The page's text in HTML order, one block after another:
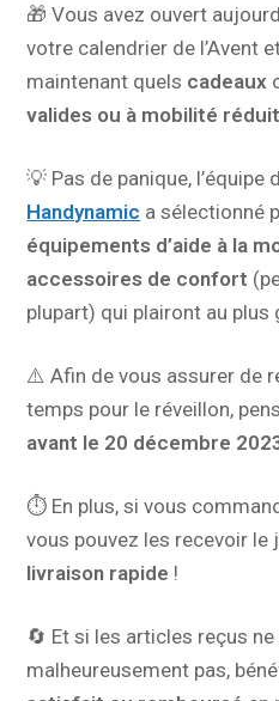
🎁 Vous avez ouvert
votre calendrier de l’Avent
maintenant quels cadeaux
valides ou à mobilité
💡 Pas de panique, l’équipe
Handynamic a sélectionné
équipements d’aide à la
accessoires de confort
plupart) qui plairont au plus
⚠️ Afin de vous assurer de
temps pour le réveillon,
avant le 20 décembre
⏱️ En plus, si vous
vous pouvez les recevoir le
livraison rapide !
🔄 Et si les articles reçus
malheureusement pas,